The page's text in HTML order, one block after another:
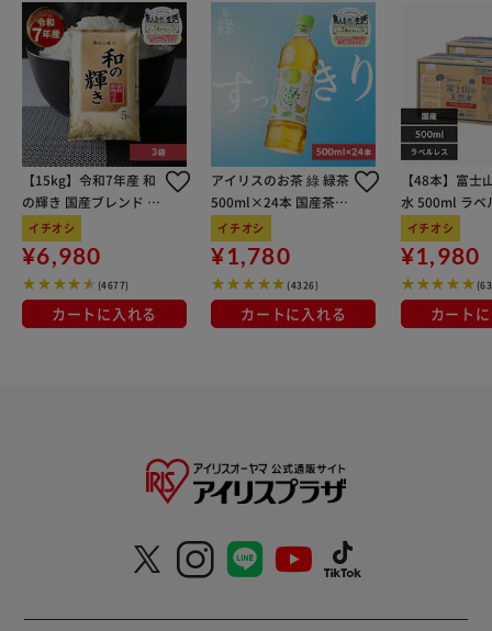
【15kg】令和7年産 和
の輝き 国産ブレンド 5
kg×3袋
イチオシ
¥6,980
(4677)
カートに入れる
アイリスのお茶 綠 緑茶
500ml×24本 国産茶葉
100％使用
イチオシ
¥1,780
(4326)
カートに入れる
【48本】富士
水 500ml ラベ
イチオシ
¥1,980
カート